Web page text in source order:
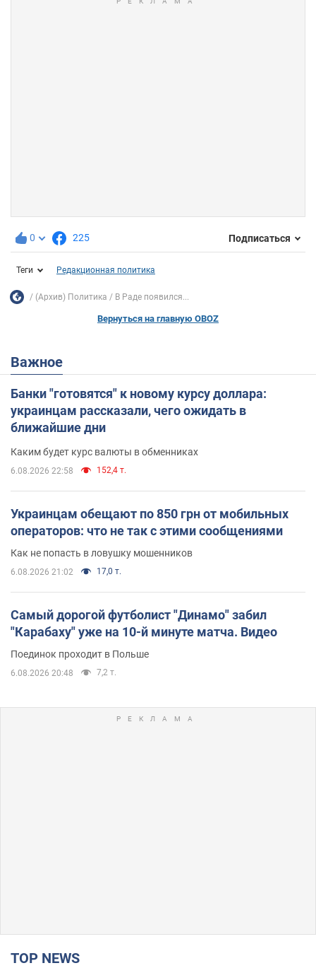
0 225 Подписаться
Теги Редакционная политика
(Архив) Политика В Раде появился...
Вернуться на главную OBOZ
Важное
Банки "готовятся" к новому курсу доллара:
украинцам рассказали, чего ожидать в
ближайшие дни
Каким будет курс валюты в обменниках
6.08.2026 22:58 152,4 т.
Украинцам обещают по 850 грн от мобильных
операторов: что не так с этими сообщениями
Как не попасть в ловушку мошенников
6.08.2026 21:02 17,0 т.
Самый дорогой футболист "Динамо" забил
"Карабаху" уже на 10-й минуте матча. Видео
Поединок проходит в Польше
6.08.2026 20:48 7,2 т.
TOP NEWS